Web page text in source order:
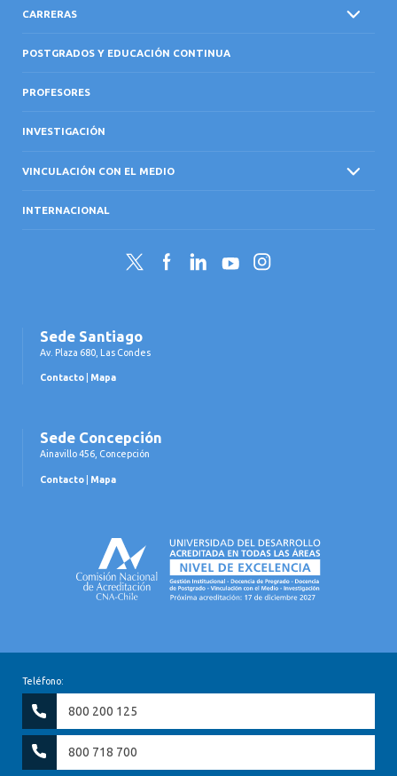
CARRERAS
POSTGRADOS Y EDUCACIÓN CONTINUA
PROFESORES
INVESTIGACIÓN
VINCULACIÓN CON EL MEDIO
INTERNACIONAL
Twitter FacebookLinkedInYouTubeInstagram
Sede Santiago
Av. Plaza 680, Las Condes
Contacto Mapa
Sede Concepción
Ainavillo 456, Concepción
Contacto Mapa
Teléfono:
800 200 125
800 718 700